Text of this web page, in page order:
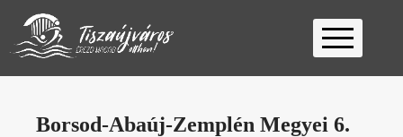
Kezdőlap
Ügyfélfogadás
Borsod-Abaúj-Zemplén Megyei 6.